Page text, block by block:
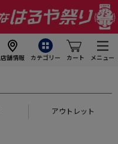
店舗情報 カテゴリー カート メニュー
アウトレット